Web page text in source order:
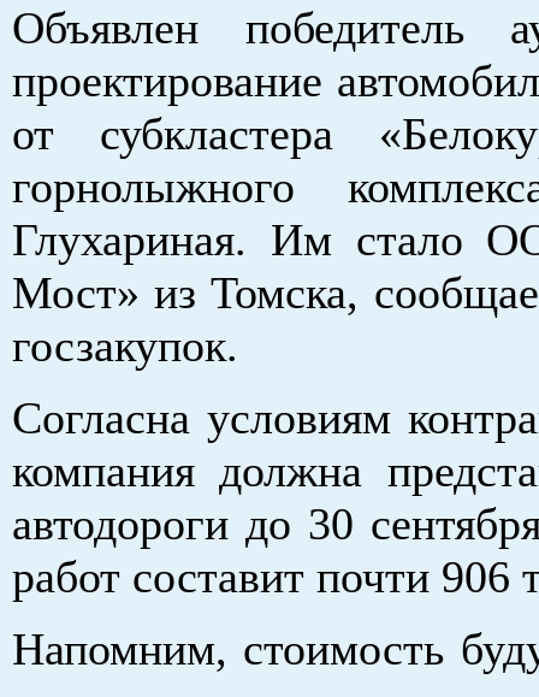
Объявлен победитель
проектирование
от субкластера
горнолыжного
Глухариная. Им стало
Мост» из Томска,
госзакупок.
Согласна условиям
компания должна
автодороги до 30
работ составит почти 906
Напомним, стоимость